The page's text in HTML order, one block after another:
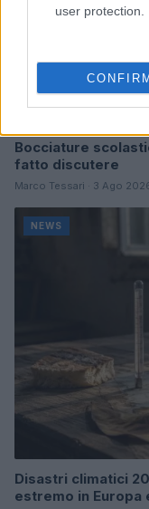
user protection.
Bocciature
fatto discutere
Marco Tessari · 3 Ago
NEWS
Disastri climatici
estremo in Europa